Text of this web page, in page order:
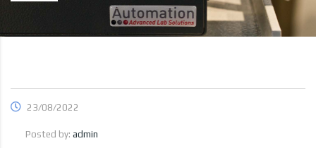
23/08/2022
Posted by: admin